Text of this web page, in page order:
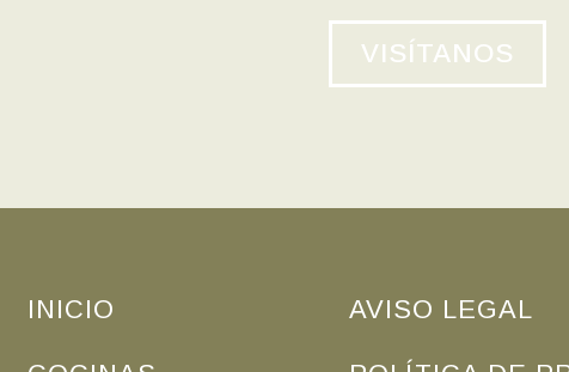
VISÍTANOS
INICIO AVISO LEGAL